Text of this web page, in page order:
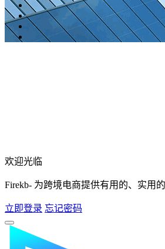
欢迎光临
Firekb- 为跨境电商提供有用的、实用的
立即登录 忘记密码